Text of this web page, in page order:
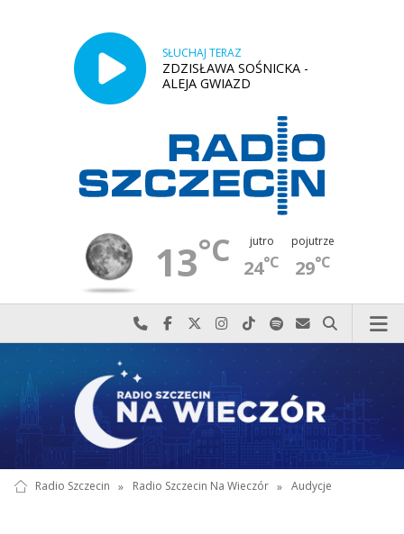
SŁUCHAJ TERAZ
ZDZISŁAWA SOŚNICKA -
ALEJA GWIAZD
13°C jutro
24°C
pojutrze
29°C
Najlepiej po prostu do nas zadzwoń
Odwiedź nas na Facebook-u
Odwiedź nas na X
Odwiedź nas na Instagram-ie
Odwiedź nas na TikTok-u
Szukaj nas na Spotify
Wyślij do nas
Szukaj
Radio Szczecin » Radio Szczecin Na Wieczór » Audycje